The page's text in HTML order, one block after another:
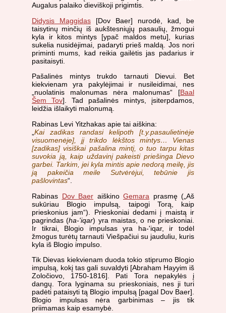
Augalus palaiko dieviškoji prigimtis.
Didysis Maggidas [Dov Baer] nurodė, kad, be
taisytinų minčių iš aukštesniųjų pasaulių, žmogui
kyla ir kitos mintys [ypač maldos metu], kurias
sukelia nusidėjimai, padaryti prieš maldą. Jos nori
priminti mums, kad reikia gailėtis jas padarius ir
pasitaisyti.
Pašalinės mintys trukdo tarnauti Dievui. Bet
kiekvienam yra pakylėjimai ir nusileidimai, nes
„nuolatinis malonumas nėra malonumas“ [Baal
Šem Tov]. Tad pašalinės mintys, įsiterpdamos,
leidžia išlaikyti malonumą.
Rabinas Levi Yitzhakas apie tai aiškina:
Kai zadikas randasi kelipoth [t.y.pasaulietinėje
visuomenėje], jį trikdo lėkštos mintys… Vienas
[zadikas] visiškai pašalina mintį, o tuo tarpu kitas
suvokia ją, kaip uždavinį pakeisti priešinga Dievo
garbei. Tarkim, jei kyla mintis apie nedorą meilę, jis
ją pakeičia meile Sutvėrėjui, tebūnie jis
pašlovintas“.
Rabinas Dov Baer aiškino Gemara prasmę („Aš
sukūriau Blogio impulsą, taipogi Torą, kaip
prieskonius jam“). Prieskoniai dedami į maistą ir
pagrindas (ha-'iqar) yra maistas, o ne prieskoniai.
Ir tikrai, Blogio impulsas yra ha-'iqar, ir todėl
žmogus turėtų tarnauti Viešpačiui su jauduliu, kuris
kyla iš Blogio impulso.
Tik Dievas kiekvienam duoda tokio stiprumo Blogio
impulsą, kokį tas gali suvaldyti [Abraham Hayyim iš
Zoločiovo, 1750-1816]. Pati Tora nepakylės į
dangų. Tora lyginama su prieskoniais, nes ji turi
padėti pataisyti tą Blogio impulsą [pagal Dov Baer].
Blogio impulsas nėra garbinimas – jis tik
priimamas kaip esamybė.